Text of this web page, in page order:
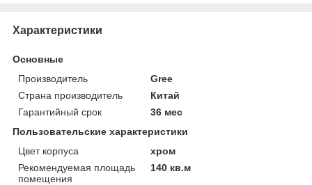
Характеристики
Основные
Производитель
Gree
Страна производитель
Китай
Гарантийный срок
36 мес
Пользовательские характеристики
Цвет корпуса
хром
Рекомендуемая площадь
помещения
140 кв.м